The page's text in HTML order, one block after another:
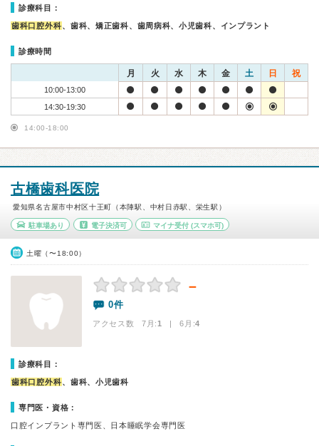
診療科目：
歯科口腔外科、歯科、矯正歯科、歯周病科、小児歯科、インプラント
診療時間
月 火 水 木 金 土 日 祝
10:00-13:00
14:30-19:30
14:00-18:00
古橋歯科医院
愛知県名古屋市中村区十王町（本陣駅、中村日赤駅、栄生駅）
駐車場あり 電子決済可 マイナ受付 (スマホ可)
土曜（〜18:00）
－
0件
アクセス数 7月:1 | 6月:4
診療科目：
歯科口腔外科、歯科、小児歯科
専門医・資格：
口腔インプラント専門医、日本睡眠学会専門医